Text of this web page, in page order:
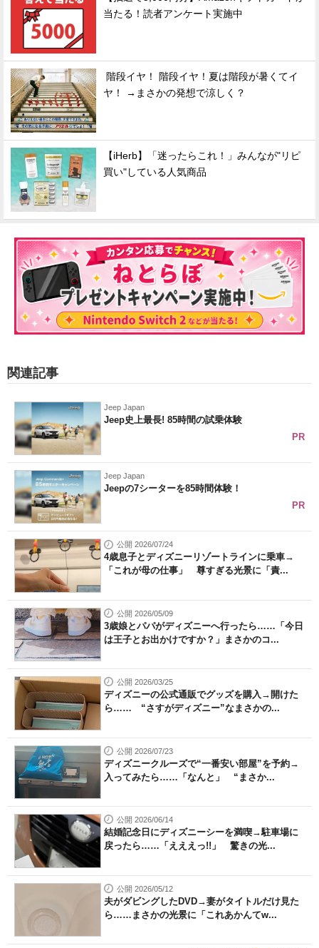
当たる！読者アンケート実施中
階段イヤ！ 階段イヤ！夏は階段が暑くてイ
ヤ！ →まさかの発想で涼しく？
【iHerb】「迷ったらこれ！」みんなが"リピ
買い"している人気商品
関連記事
Jeep Japan
Jeep史上最長! 85時間の試乗体験
PR
Jeep Japan
Jeepの7シーターを85時間体験！
PR
公開 2026/07/24
4歳息子とディズニーリゾートラインに乗車→
「これが母の仕事」 尊すぎる光景に「責...
公開 2026/05/09
3歳娘とパパがディズニーへ行ったら……「今日
は王子とお出かけですか？」まさかのコ...
公開 2026/03/25
ディズニーの公式通販でグッズを購入→開けた
ら…… “さすがディズニー”なまさかの...
公開 2026/07/23
ディズニークルーズで“一番安い部屋”を予約→
入ってみたら……「なんと」 “まさか...
公開 2026/06/14
結婚記念日にディズニーシーを満喫→駐車場に
戻ったら……「えええっ!!」 驚きの光...
公開 2026/05/12
夫がダビングしたDVD→妻がタイトルだけ見た
ら……まさかの光景に「これあかんてw...